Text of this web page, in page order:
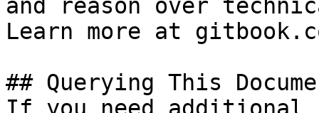
and reason over
Learn more at
## Querying This